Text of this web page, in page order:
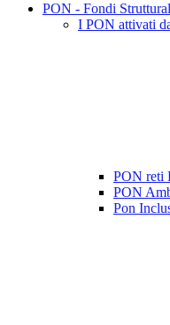
PON - Fondi
I PON attivati
PON reti
PON
Pon